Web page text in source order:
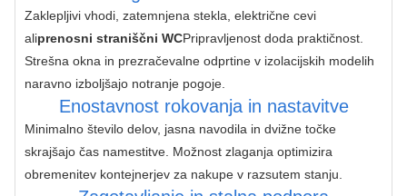
Zaklepljivi vhodi, zatemnjena stekla, električne cevi
aliprenosni straniščni WCPripravljenost doda praktičnost.
Strešna okna in prezračevalne odprtine v izolacijskih modelih
naravno izboljšajo notranje pogoje.
Enostavnost rokovanja in nastavitve
Minimalno število delov, jasna navodila in dvižne točke
skrajšajo čas namestitve. Možnost zlaganja optimizira
obremenitev kontejnerjev za nakupe v razsutem stanju.